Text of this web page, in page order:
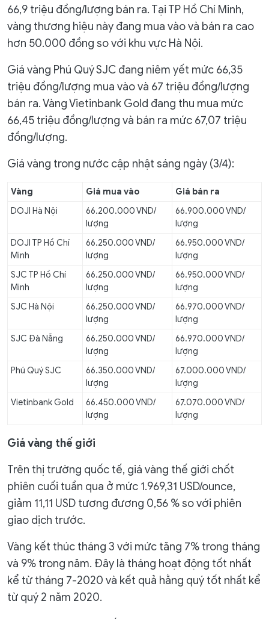
66,9 triệu đồng/lượng bán ra. Tại TP Hồ Chí Minh,
vàng thương hiệu này đang mua vào và bán ra cao
hơn 50.000 đồng so với khu vực Hà Nội.
Giá vàng Phú Quý SJC đang niêm yết mức 66,35
triệu đồng/lượng mua vào và 67 triệu đồng/lượng
bán ra. Vàng Vietinbank Gold đang thu mua mức
66,45 triệu đồng/lượng và bán ra mức 67,07 triệu
đồng/lượng.
Giá vàng trong nước cập nhật sáng ngày (3/4):
Vàng Giá mua vào
Giá bán ra
DOJI Hà Nội
66.200.000 VND/
lượng
66.900.000 VND/
lượng
DOJI TP Hồ Chí
Minh
66.250.000 VND/
lượng
66.950.000 VND/
lượng
SJC TP Hồ Chí
Minh
66.250.000 VND/
lượng
66.950.000 VND/
lượng
SJC Hà Nội
66.250.000 VND/
lượng
66.970.000 VND/
lượng
SJC Đà Nẵng
66.250.000 VND/
lượng
66.970.000 VND/
lượng
Phú Quý SJC
66.350.000 VND/
lượng
67.000.000 VND/
lượng
Vietinbank Gold
66.450.000 VND/
lượng
67.070.000 VND/
lượng
Giá vàng thế giới
Trên thị trường quốc tế, giá vàng thế giới chốt
phiên cuối tuần qua ở mức 1.969,31 USD/ounce,
giảm 11,11 USD tương đương 0,56 % so với phiên
giao dịch trước.
Vàng kết thúc tháng 3 với mức tăng 7% trong tháng
và 9% trong năm. Đây là tháng hoạt động tốt nhất
kể từ tháng 7-2020 và kết quả hằng quý tốt nhất kể
từ quý 2 năm 2020.